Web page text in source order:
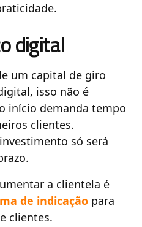
digital
um capital de giro
isso não é
início demanda tempo
clientes.
só será
a clientela é
de indicação para
clientes.